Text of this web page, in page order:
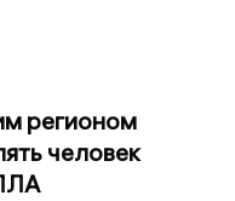
регионом
человек